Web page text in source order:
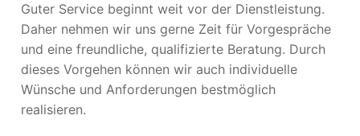
Guter Service beginnt weit vor der Dienstleistung.
Daher nehmen wir uns gerne Zeit für Vorgespräche
und eine freundliche, qualifizierte Beratung. Durch
dieses Vorgehen können wir auch individuelle
Wünsche und Anforderungen bestmöglich
realisieren.